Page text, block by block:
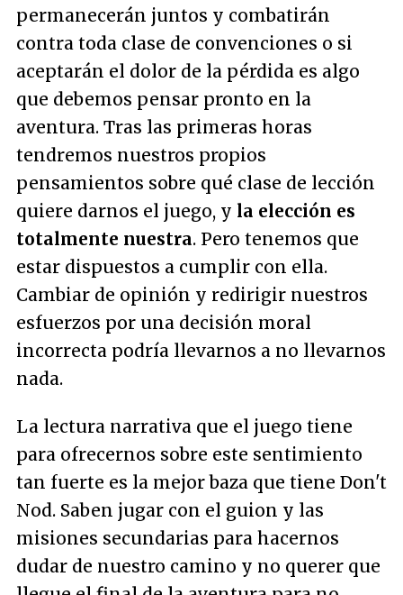
permanecerán juntos y combatirán
contra toda clase de convenciones o si
aceptarán el dolor de la pérdida es algo
que debemos pensar pronto en la
aventura. Tras las primeras horas
tendremos nuestros propios
pensamientos sobre qué clase de lección
quiere darnos el juego, y la elección es
totalmente nuestra. Pero tenemos que
estar dispuestos a cumplir con ella.
Cambiar de opinión y redirigir nuestros
esfuerzos por una decisión moral
incorrecta podría llevarnos a no llevarnos
nada.
La lectura narrativa que el juego tiene
para ofrecernos sobre este sentimiento
tan fuerte es la mejor baza que tiene Don't
Nod. Saben jugar con el guion y las
misiones secundarias para hacernos
dudar de nuestro camino y no querer que